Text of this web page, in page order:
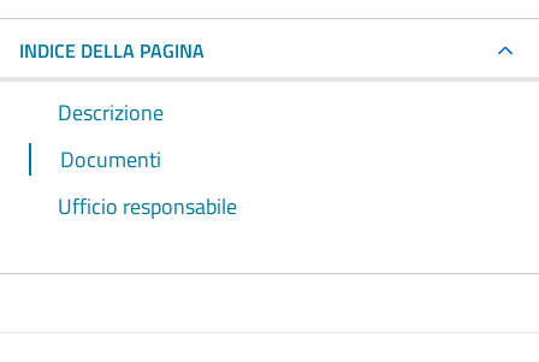
INDICE DELLA PAGINA
Descrizione
Documenti
Ufficio responsabile